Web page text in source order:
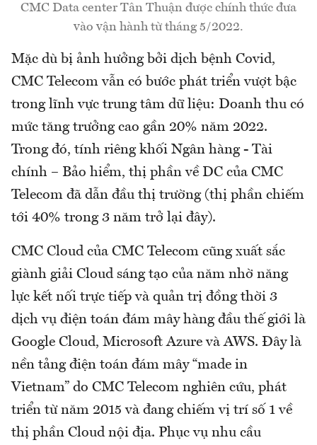
CMC Data center Tân Thuận được chính thức đưa
vào vận hành từ tháng 5/2022.
Mặc dù bị ảnh hưởng bởi dịch bệnh Covid,
CMC Telecom vẫn có bước phát triển vượt bậc
trong lĩnh vực trung tâm dữ liệu: Doanh thu có
mức tăng trưởng cao gần 20% năm 2022.
Trong đó, tính riêng khối Ngân hàng - Tài
chính – Bảo hiểm, thị phần về DC của CMC
Telecom đã dẫn đầu thị trường (thị phần chiếm
tới 40% trong 3 năm trở lại đây).
CMC Cloud của CMC Telecom cũng xuất sắc
giành giải Cloud sáng tạo của năm nhờ năng
lực kết nối trực tiếp và quản trị đồng thời 3
dịch vụ điện toán đám mây hàng đầu thế giới là
Google Cloud, Microsoft Azure và AWS. Đây là
nền tảng điện toán đám mây “made in
Vietnam” do CMC Telecom nghiên cứu, phát
triển từ năm 2015 và đang chiếm vị trí số 1 về
thị phần Cloud nội địa. Phục vụ nhu cầu